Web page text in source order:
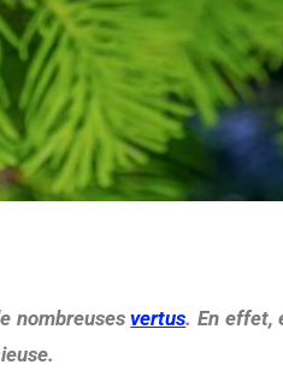
nombreusesvertus. En effet,